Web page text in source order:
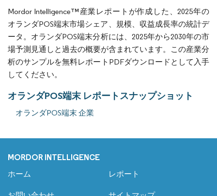
Mordor Intelligence™産業レポートが作成した、2025年の
オランダPOS端末市場シェア、規模、収益成長率の統計デ
ータ。オランダPOS端末分析には、2025年から2030年の市
場予測見通しと過去の概要が含まれています。この産業分
析のサンプルを無料レポートPDFダウンロードとして入手
してください。
オランダPOS端末 レポートスナップショット
オランダPOS端末 企業
MORDOR INTELLIGENCE
ホーム レポート